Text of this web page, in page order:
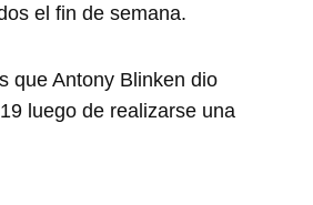
el fin de semana.
que Antony Blinken dio
luego de realizarse una